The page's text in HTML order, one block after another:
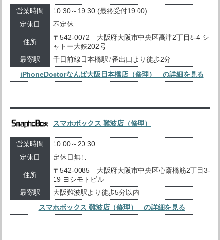
営業時間
10:30～19:30 (最終受付19:00)
定休日
不定休
住所
〒542-0072 大阪府大阪市中央区高津2丁目8-4 シ
ャトー大鉄202号
最寄駅
千日前線日本橋駅7番出口より徒歩2分
iPhoneDoctorなんば大阪日本橋店（修理） の詳細を見る
スマホボックス 難波店（修理）
営業時間
10:00～20:30
定休日
定休日無し
住所
〒542-0085 大阪府大阪市中央区心斎橋筋2丁目3-
19 ヨシモトビル
最寄駅
大阪難波駅より徒歩5分以内
スマホボックス 難波店（修理） の詳細を見る